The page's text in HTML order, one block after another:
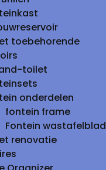
toebehorende
toilet
onderdelen
fontein frame
Fontein wastafelblad
renovatie